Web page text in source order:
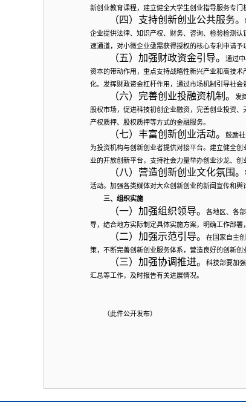
新创业教育课程，建立健全大学生创业指导服务专
（四）支持创新创业公共服务。
企业提供法律、知识产权、财务、咨询、检验检测
速通道，对小微企业亟需获得授权的核心专利申请予
（五）加强财政资金引导。 通过
资本的带动作用，重点支持战略性新兴产业和高技
化。发挥财政资金杠杆作用，通过市场机制引导社
（六）完善创业投融资机制。 发
股权市场，促进科技初创企业融资，完善创业投资
产权质押、股权质押等方式的金融服务。
（七）丰富创新创业活动。 鼓励
为投资机构与创新创业者提供对接平台。建立健全
业的开放创新平台，支持社会力量举办创业沙龙、创
（八）营造创新创业文化氛围。
活动。加强各类媒体对大众创新创业的新闻宣传和
三、组织实施
（一）加强组织领导。 各地区、各
导，结合地方实际制定具体实施方案，明确工作部署
（二）加强示范引导。 在国家自主
策，不断完善创新创业服务体系，营造良好的创新创
（三）加强协调推进。 科技部要加
汇总等工作，及时报告有关进展情况。
国务院
（此件公开发布）